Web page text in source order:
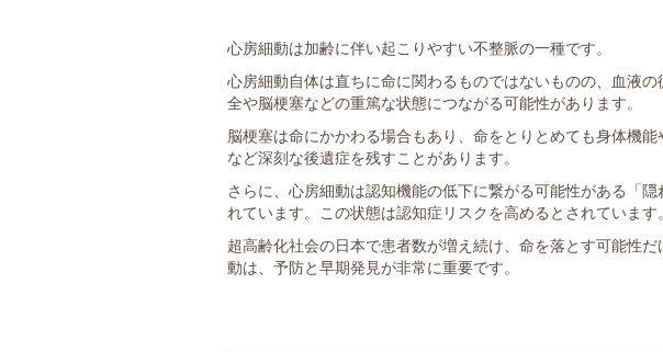
心房細動は加齢に伴い起こりやすい不整脈の一種です。
心房細動自体は直ちに命に関わるものではないものの、血液
全や脳梗塞などの重篤な状態につながる可能性があります。
脳梗塞は命にかかわる場合もあり、命をとりとめても身体機
など深刻な後遺症を残すことがあります。
さらに、心房細動は認知機能の低下に繋がる可能性がある「
れています。この状態は認知症リスクを高めるとされています。
超高齢化社会の日本で患者数が増え続け、命を落とす可能性
動は、予防と早期発見が非常に重要です。